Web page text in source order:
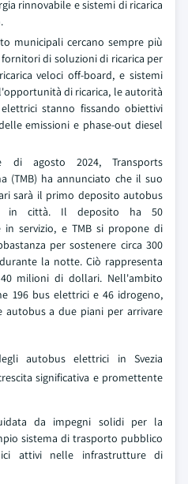
rinnovabile e sistemi di ricarica
municipali cercano sempre più
di soluzioni di ricarica per
veloci off-board, e sistemi
di ricarica, le autorità
stanno fissando obiettivi
emissioni e phase-out diesel
di agosto 2024, Transports
(TMB) ha annunciato che il suo
sarà il primo deposito autobus
in città. Il deposito ha 50
in servizio, e TMB si propone di
per sostenere circa 300
la notte. Ciò rappresenta
milioni di dollari. Nell'ambito
196 bus elettrici e 46 idrogeno,
autobus a due piani per arrivare
autobus elettrici in Svezia
significativa e promettente
da impegni solidi per la
sistema di trasporto pubblico
attivi nelle infrastrutture di